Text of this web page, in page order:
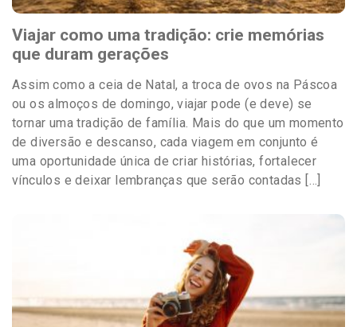
Viajar como uma tradição: crie memórias
que duram gerações
Assim como a ceia de Natal, a troca de ovos na Páscoa
ou os almoços de domingo, viajar pode (e deve) se
tornar uma tradição de família. Mais do que um momento
de diversão e descanso, cada viagem em conjunto é
uma oportunidade única de criar histórias, fortalecer
vínculos e deixar lembranças que serão contadas […]